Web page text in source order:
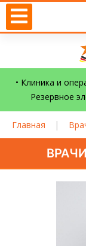
• Клиника и
Резервное
Главная |